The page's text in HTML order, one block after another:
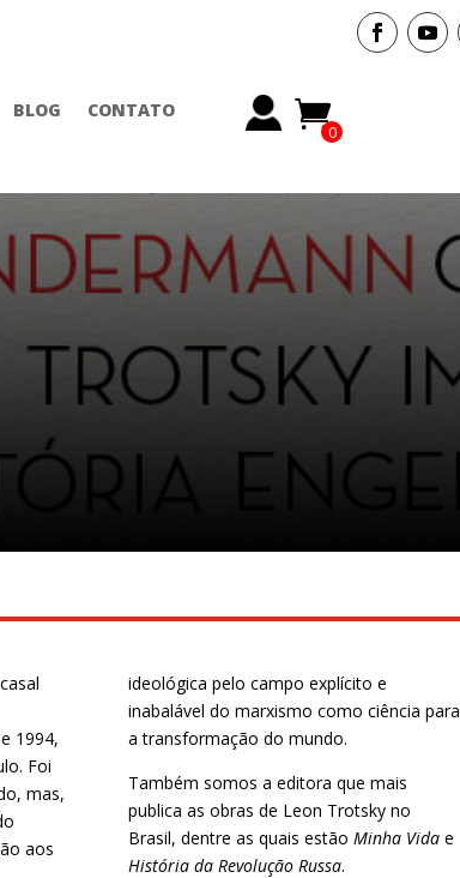
BLOG CONTATO
0
1994,
Foi
mas,
aos
ideológica pelo campo explícito e
inabalável do marxismo como ciência para
a transformação do mundo.
Também somos a editora que mais
publica as obras de Leon Trotsky no
Brasil, dentre as quais estão Minha Vidae
História da Revolução Russa.